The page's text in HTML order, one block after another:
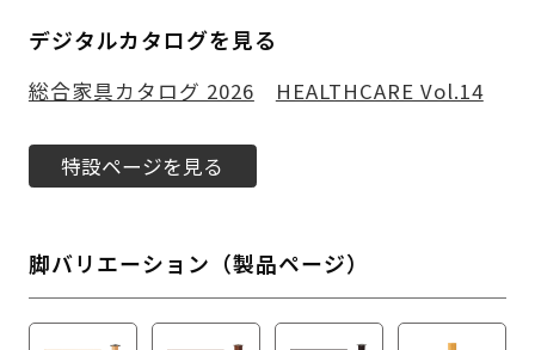
デジタルカタログを見る
総合家具カタログ 2026 HEALTHCARE Vol.14
特設ページを見る
脚バリエーション（製品ページ）